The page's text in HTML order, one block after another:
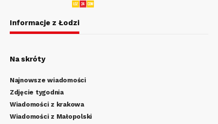
Informacje z Łodzi
Na skróty
Najnowsze wiadomości
Zdjęcie tygodnia
Wiadomości z krakowa
Wiadomości z Małopolski